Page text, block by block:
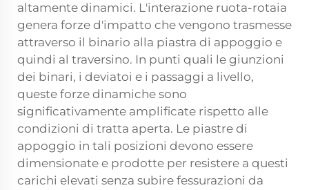
altamente dinamici. L'interazione ruota-rotaia
genera forze d'impatto che vengono trasmesse
attraverso il binario alla piastra di appoggio e
quindi al traversino. In punti quali le giunzioni
dei binari, i deviatoi e i passaggi a livello,
queste forze dinamiche sono
significativamente amplificate rispetto alle
condizioni di tratta aperta. Le piastre di
appoggio in tali posizioni devono essere
dimensionate e prodotte per resistere a questi
carichi elevati senza subire fessurazioni da